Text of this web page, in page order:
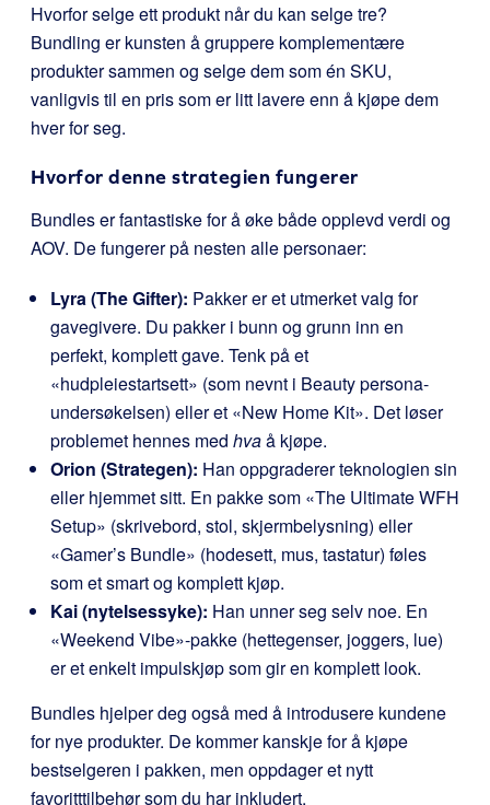
Hvorfor selge ett produkt når du kan selge tre?
Bundling er kunsten å gruppere komplementære
produkter sammen og selge dem som én SKU,
vanligvis til en pris som er litt lavere enn å kjøpe dem
hver for seg.
Hvorfor denne strategien fungerer
Bundles er fantastiske for å øke både opplevd verdi og
AOV. De fungerer på nesten alle personaer:
Lyra (The Gifter): Pakker er et utmerket valg for
gavegivere. Du pakker i bunn og grunn inn en
perfekt, komplett gave. Tenk på et
«hudpleiestartsett» (som nevnt i Beauty persona-
undersøkelsen) eller et «New Home Kit». Det løser
problemet hennes med hvaå kjøpe.
Orion (Strategen): Han oppgraderer teknologien sin
eller hjemmet sitt. En pakke som «The Ultimate WFH
Setup» (skrivebord, stol, skjermbelysning) eller
«Gamer’s Bundle» (hodesett, mus, tastatur) føles
som et smart og komplett kjøp.
Kai (nytelsessyke): Han unner seg selv noe. En
«Weekend Vibe»-pakke (hettegenser, joggers, lue)
er et enkelt impulskjøp som gir en komplett look.
Bundles hjelper deg også med å introdusere kundene
for nye produkter. De kommer kanskje for å kjøpe
bestselgeren i pakken, men oppdager et nytt
favoritttilbehør som du har inkludert.